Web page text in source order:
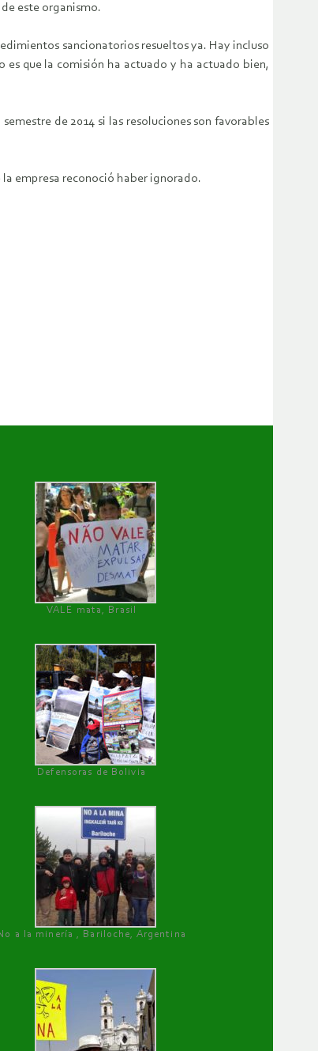
este organismo.
sancionatorios resueltos ya. Hay incluso
que la comisión ha actuado y ha actuado bien,
de 2014 si las resoluciones son favorables
la empresa reconoció haber ignorado.
VALE mata, Brasil
Defensoras de Bolivia
a la minería , Bariloche, Argentina